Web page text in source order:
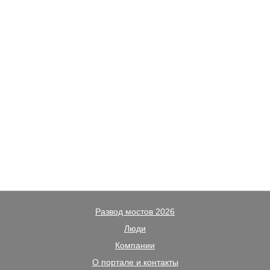
Развод мостов 2026
Люди
Компании
О портале и контакты